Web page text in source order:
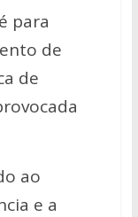
para
de
de
ao
e a